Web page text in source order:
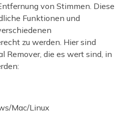
von Stimmen. Diese
Funktionen und
zu werden. Hier sind
Remover, die es wert sind, in
Mac/Linux